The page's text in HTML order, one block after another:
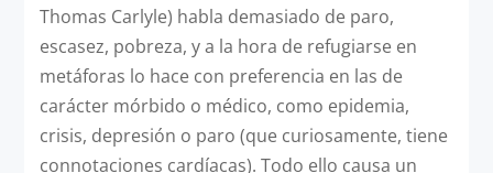
Thomas Carlyle) habla demasiado de paro,
escasez, pobreza, y a la hora de refugiarse en
metáforas lo hace con preferencia en las de
carácter mórbido o médico, como epidemia,
crisis, depresión o paro (que curiosamente, tiene
connotaciones cardíacas). Todo ello causa un